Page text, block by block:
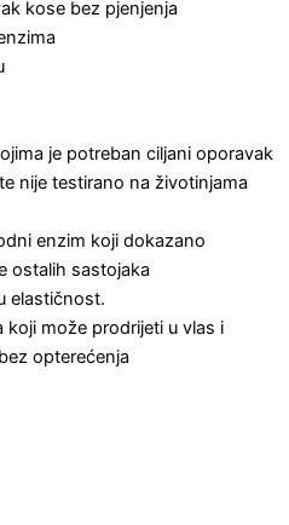
kose bez pjenjenja
je potreban ciljani oporavak
nije testirano na životinjama
enzim koji dokazano
ostalih sastojaka
elastičnost.
koji može prodrijeti u vlas i
opterećenja